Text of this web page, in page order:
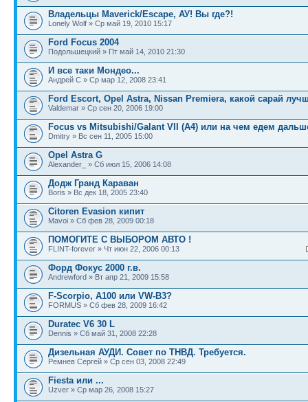
Владельцы Maverick/Esсape, АУ! Вы где?!
Lonely Wolf » Ср май 19, 2010 15:17
Ford Focus 2004
Подольшецкий » Пт май 14, 2010 21:30
И все таки Мондео...
Андрей С » Ср мар 12, 2008 23:41
Ford Escort, Opel Astra, Nissan Premiera, какой сарай
Valdemar » Ср сен 20, 2006 19:00
Focus vs Mitsubishi/Galant VII (A4) или на чем едем
Dmitry » Вс сен 11, 2005 15:00
Opel Astra G
Alexander_ » Сб июл 15, 2006 14:08
Додж Гранд Караван
Boris » Вс дек 18, 2005 23:40
Citoren Evasion кипит
Mavoi » Сб фев 28, 2009 00:18
ПОМОГИТЕ С ВЫБОРОМ АВТО !
FLINT-forever » Чт июн 22, 2006 00:13
Форд Фокус 2000 г.в.
Andrewford » Вт апр 21, 2009 15:58
F-Scorpio, A100 или VW-B3?
FORMUS » Сб фев 28, 2009 16:42
Duratec V6 30 L
Dennis » Сб май 31, 2008 22:28
Дизельная АУДИ. Совет по ТНВД. Требуется.
Ремнев Сергей » Ср сен 03, 2008 22:49
Fiesta или ...
Uzver » Ср мар 26, 2008 15:27